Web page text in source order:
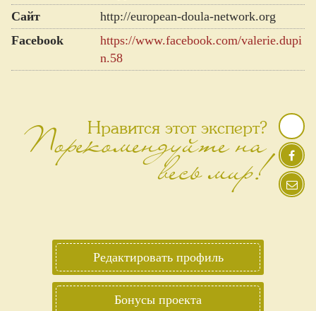
Сайт
http://european-doula-network.org
Facebook
https://www.facebook.com/valerie.dupi
n.58
Нравится этот эксперт?
Порекомендуйте на
весь мир!
Редактировать профиль
Бонусы проекта